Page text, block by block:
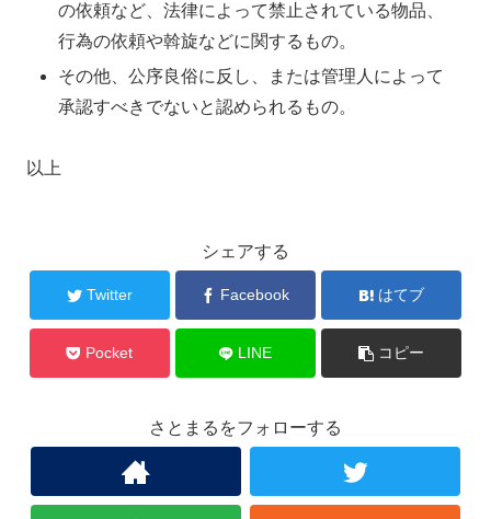
の依頼など、法律によって禁止されている物品、
行為の依頼や斡旋などに関するもの。
その他、公序良俗に反し、または管理人によって
承認すべきでないと認められるもの。
以上
シェアする
Twitter Facebook はてブ
Pocket LINE コピー
さとまるをフォローする